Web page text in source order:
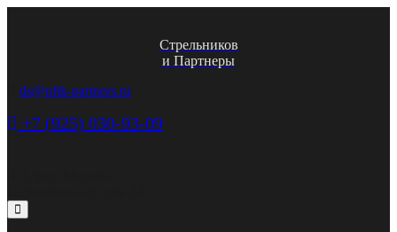
Стрельников
и Партнеры
ds@nftk-partners.ru
+7 (925) 030-93-09